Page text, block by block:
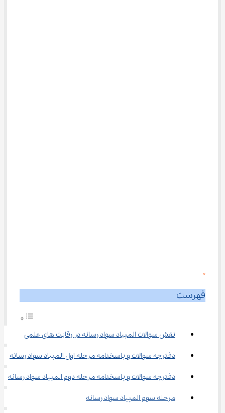
0
فهرست
نقش سوالات المپیاد سواد رسانه در رقابت‌ های علمی
دفترچه سوالات و پاسخنامه مرحله اول المپیاد سواد رسانه
دفترچه سوالات و پاسخنامه مرحله دوم المپیاد سواد رسانه
مرحله سوم المپیاد سواد رسانه